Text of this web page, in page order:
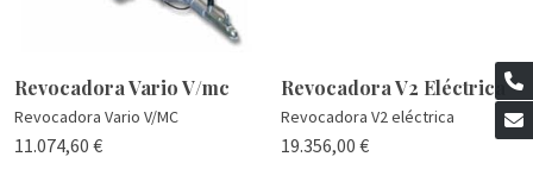
Revocadora Vario V/mc
Revocadora Vario V/MC
11.074,60 €
Revocadora V2 Eléctrica
Revocadora V2 eléctrica
19.356,00 €